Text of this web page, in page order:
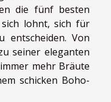
die fünf besten
lohnt, sich für
entscheiden. Von
seiner eleganten
mehr Bräute
schicken Boho-